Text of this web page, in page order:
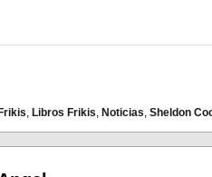
Frikis, Libros Frikis, Noticias, Sheldon